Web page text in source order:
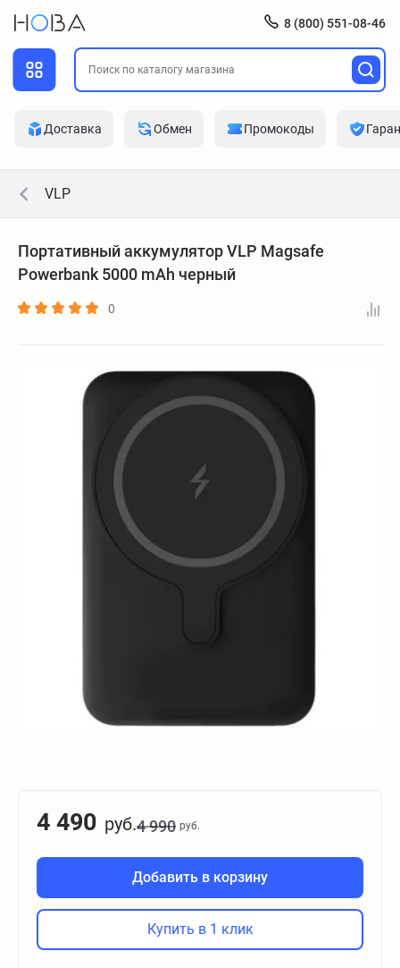
8 (800) 551-08-46
Доставка Обмен Промокоды
VLP
Портативный аккумулятор VLP Magsafe
Powerbank 5000 mAh черный
0
4 490 руб.4 990 руб.
Добавить в корзину
Купить в 1 клик